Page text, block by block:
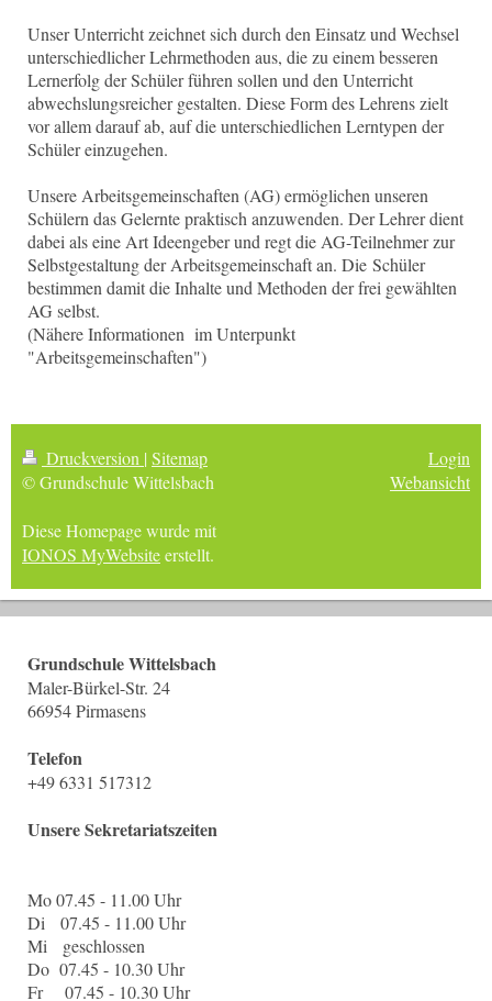
Unser Unterricht zeichnet sich durch den Einsatz und Wechsel
unterschiedlicher Lehrmethoden aus, die zu einem besseren
Lernerfolg der Schüler führen sollen und den Unterricht
abwechslungsreicher gestalten. Diese Form des Lehrens zielt
vor allem darauf ab, auf die unterschiedlichen Lerntypen der
Schüler einzugehen.
Unsere Arbeitsgemeinschaften (AG) ermöglichen unseren
Schülern das Gelernte praktisch anzuwenden. Der Lehrer dient
dabei als eine Art Ideengeber und regt die AG-Teilnehmer zur
Selbstgestaltung der Arbeitsgemeinschaft an. Die Schüler
bestimmen damit die Inhalte und Methoden der frei gewählten
AG selbst.
(Nähere Informationen im Unterpunkt
"Arbeitsgemeinschaften")
Druckversion | Sitemap
© Grundschule Wittelsbach
Diese Homepage wurde mit
IONOS MyWebsiteerstellt.
Login
Webansicht
Grundschule Wittelsbach
Maler-Bürkel-Str. 24
66954 Pirmasens
Telefon
+49 6331 517312
Unsere Sekretariatszeiten
Mo 07.45 - 11.00 Uhr
Di 07.45 - 11.00 Uhr
Mi geschlossen
Do 07.45 - 10.30 Uhr
Fr 07.45 - 10.30 Uhr